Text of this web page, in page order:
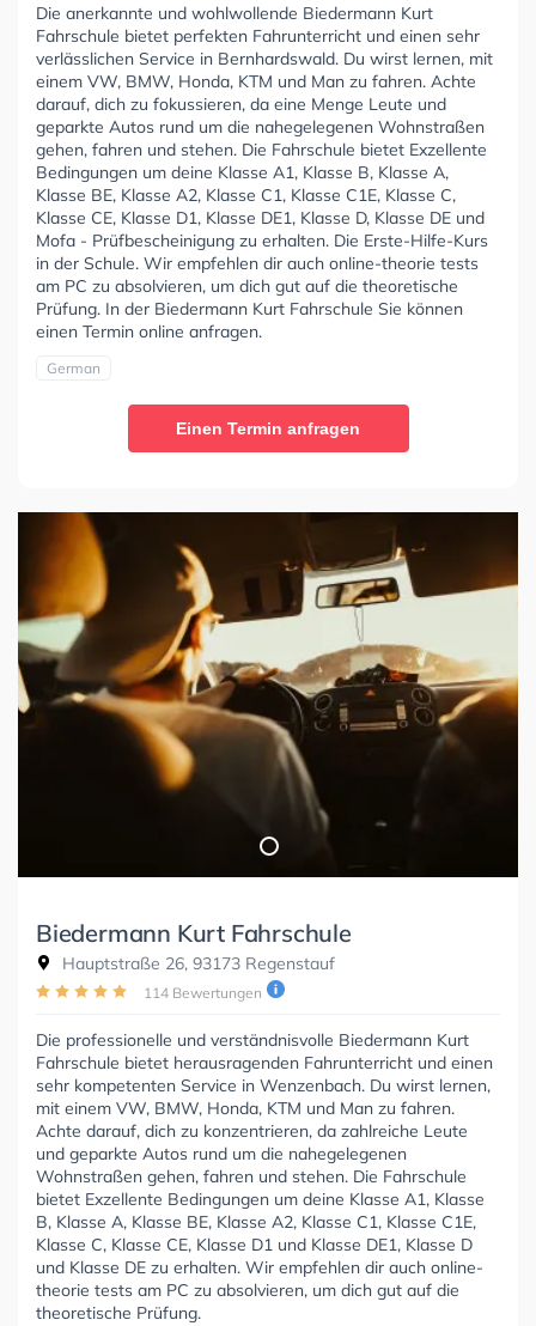
Die anerkannte und wohlwollende Biedermann Kurt
Fahrschule bietet perfekten Fahrunterricht und einen sehr
verlässlichen Service in Bernhardswald. Du wirst lernen, mit
einem VW, BMW, Honda, KTM und Man zu fahren. Achte
darauf, dich zu fokussieren, da eine Menge Leute und
geparkte Autos rund um die nahegelegenen Wohnstraßen
gehen, fahren und stehen. Die Fahrschule bietet Exzellente
Bedingungen um deine Klasse A1, Klasse B, Klasse A,
Klasse BE, Klasse A2, Klasse C1, Klasse C1E, Klasse C,
Klasse CE, Klasse D1, Klasse DE1, Klasse D, Klasse DE und
Mofa - Prüfbescheinigung zu erhalten. Die Erste-Hilfe-Kurs
in der Schule. Wir empfehlen dir auch online-theorie tests
am PC zu absolvieren, um dich gut auf die theoretische
Prüfung. In der Biedermann Kurt Fahrschule Sie können
einen Termin online anfragen.
German
Einen Termin anfragen
Biedermann Kurt Fahrschule
Hauptstraße 26, 93173 Regenstauf
114 Bewertungen
Die professionelle und verständnisvolle Biedermann Kurt
Fahrschule bietet herausragenden Fahrunterricht und einen
sehr kompetenten Service in Wenzenbach. Du wirst lernen,
mit einem VW, BMW, Honda, KTM und Man zu fahren.
Achte darauf, dich zu konzentrieren, da zahlreiche Leute
und geparkte Autos rund um die nahegelegenen
Wohnstraßen gehen, fahren und stehen. Die Fahrschule
bietet Exzellente Bedingungen um deine Klasse A1, Klasse
B, Klasse A, Klasse BE, Klasse A2, Klasse C1, Klasse C1E,
Klasse C, Klasse CE, Klasse D1 und Klasse DE1, Klasse D
und Klasse DE zu erhalten. Wir empfehlen dir auch online-
theorie tests am PC zu absolvieren, um dich gut auf die
theoretische Prüfung.